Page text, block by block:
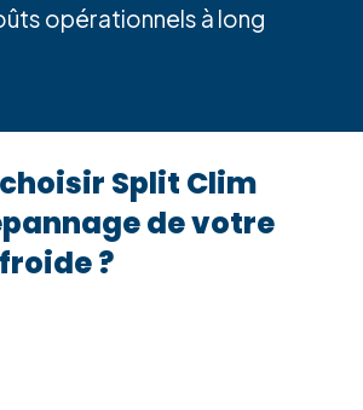
opérationnels à long
choisir Split Clim
devotre
froide?